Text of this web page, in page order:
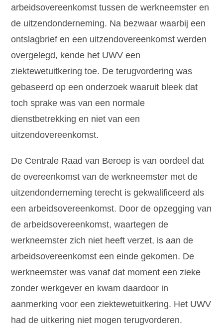
arbeidsovereenkomst tussen de werkneemster en
de uitzendonderneming. Na bezwaar waarbij een
ontslagbrief en een uitzendovereenkomst werden
overgelegd, kende het UWV een
ziektewetuitkering toe. De terugvordering was
gebaseerd op een onderzoek waaruit bleek dat
toch sprake was van een normale
dienstbetrekking en niet van een
uitzendovereenkomst.
De Centrale Raad van Beroep is van oordeel dat
de overeenkomst van de werkneemster met de
uitzendonderneming terecht is gekwalificeerd als
een arbeidsovereenkomst. Door de opzegging van
de arbeidsovereenkomst, waartegen de
werkneemster zich niet heeft verzet, is aan de
arbeidsovereenkomst een einde gekomen. De
werkneemster was vanaf dat moment een zieke
zonder werkgever en kwam daardoor in
aanmerking voor een ziektewetuitkering. Het UWV
had de uitkering niet mogen terugvorderen.